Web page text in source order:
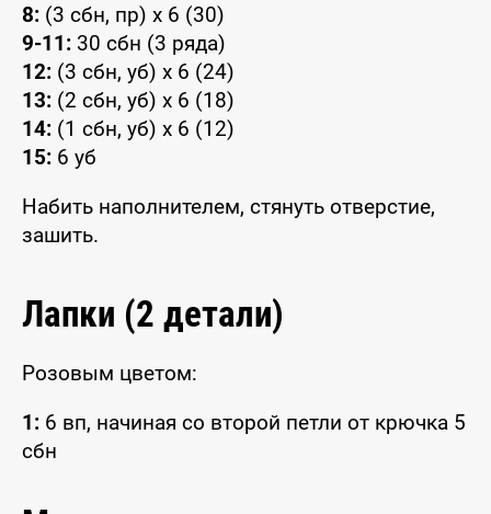
8: (3 сбн, пр) x 6 (30)
9-11: 30 сбн (3 ряда)
12: (3 сбн, уб) x 6 (24)
13: (2 сбн, уб) x 6 (18)
14: (1 сбн, уб) x 6 (12)
15: 6 уб
Набить наполнителем, стянуть отверстие,
зашить.
Лапки (2 детали)
Розовым цветом:
1: 6 вп, начиная со второй петли от крючка 5
сбн